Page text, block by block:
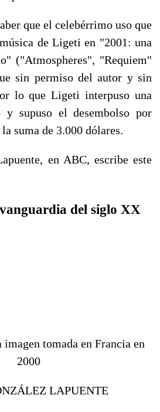
que el celebérrimo uso que
de Ligeti en "2001: una
("Atmospheres", "Requiem"
sin permiso del autor y sin
lo que Ligeti interpuso una
y supuso el desembolso por
suma de 3.000 dólares.
en ABC, escribe este
del siglo XX
tomada en Francia en
2000
LAPUENTE